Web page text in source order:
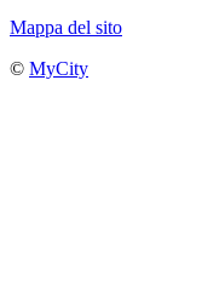
Mappa del sito
© MyCity